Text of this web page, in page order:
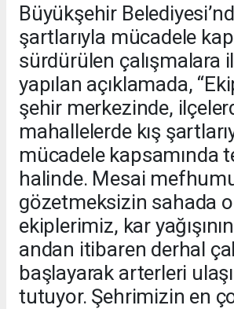
Büyükşehir
şartlarıyla mücadele
sürdürülen çalışmalara
yapılan açıklamada,
şehir merkezinde,
mahallelerde kış
mücadele kapsamında
halinde. Mesai
gözetmeksizin sahada
ekiplerimiz, kar
andan itibaren derhal
başlayarak arterleri
tutuyor. Şehrimizin en